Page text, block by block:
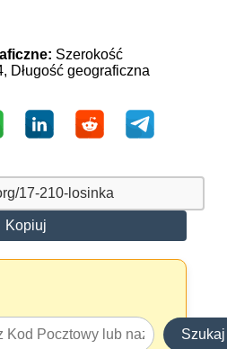
Szerokość
Długość geograficzna
Kopiuj
Szukaj